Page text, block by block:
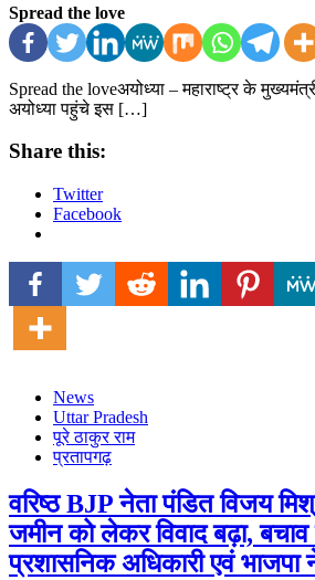
Spread the love
Spread the loveअयोध्या – महाराष्ट्र के
अयोध्या पहुंचे इस […]
Share this:
Twitter
Facebook
News
Uttar Pradesh
पूरे ठाकुर राम
प्रतापगढ़
वरिष्ठ BJP नेता पंडित विजय
जमीन को लेकर विवाद बढ़ा,
प्रशासनिक अधिकारी एवं भाजपा